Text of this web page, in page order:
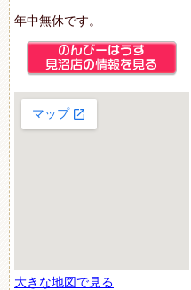
年中無休です。
大きな地図で見る